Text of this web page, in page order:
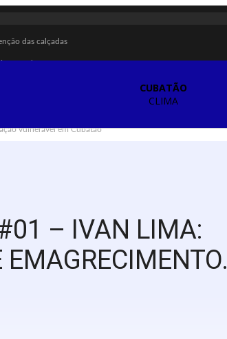
das calçadas
de água
vulnerável em Cubatão
– IVAN LIMA:
EMAGRECIMENTO.